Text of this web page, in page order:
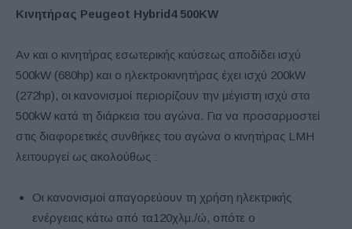
Κινητήρας Peugeot Hybrid4500KW
Αν και ο κινητήρας εσωτερικής καύσεως αποδίδει ισχύ
500kW (680hp) και ο ηλεκτροκινητήρας έχει ισχύ 200kW
(272hp), οι κανονισμοί περιορίζουν την μέγιστη ισχύ στα
500kW κατά τη διάρκεια του αγώνα. Για να προσαρμοστεί
στις διαφορετικές συνθήκες του αγώνα ο κινητήρας LMH
λειτουργεί ως ακολούθως :
Οι κανονισμοί απαγορεύουν τη χρήση ηλεκτρικής
ενέργειας κάτω από τα120χλμ./ώ, οπότε ο